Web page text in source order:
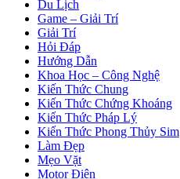
Du Lịch
Game – Giải Trí
Giải Trí
Hỏi Đáp
Hướng Dẫn
Khoa Học – Công Nghệ
Kiến Thức Chung
Kiến Thức Chứng Khoáng
Kiến Thức Pháp Lý
Kiến Thức Phong Thủy Sim
Làm Đẹp
Mẹo Vặt
Motor Điện